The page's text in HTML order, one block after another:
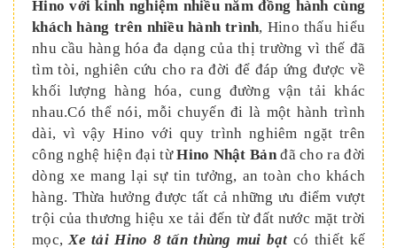
Hino với kinh nghiệm nhiều năm đồng hành cùng
khách hàng trên nhiều hành trình, Hino thấu hiểu
nhu cầu hàng hóa đa dạng của thị trường vì thế đã
tìm tòi, nghiên cứu cho ra đời để đáp ứng được về
khối lượng hàng hóa, cung đường vận tải khác
nhau.Có thể nói, mỗi chuyến đi là một hành trình
dài, vì vậy Hino với quy trình nghiêm ngặt trên
công nghệ hiện đại từHino Nhật Bảnđã cho ra đời
dòng xe mang lại sự tin tưởng, an toàn cho khách
hàng. Thừa hưởng được tất cả những ưu điểm vượt
trội của thương hiệu xe tải đến từ đất nước mặt trời
mọc,Xe tải Hino 8 tấn thùng mui bạt có thiết kế